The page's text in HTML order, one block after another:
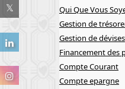
Qui Que Vous
Gestion de
Gestion de dévises
Financement des
Compte Courant
Compte epargne